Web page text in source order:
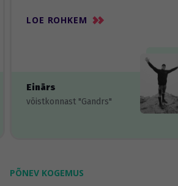
LOE ROHKEM
Einārs
võistkonnast "Gandrs"
PÕNEV KOGEMUS